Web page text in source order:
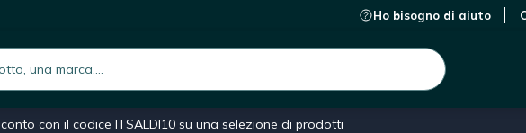
Ho bisogno di aiuto
caffè espresso Caffè macinato Moka
con il codice ITSALDI10 su una selezione di prodotti
2,50 € -